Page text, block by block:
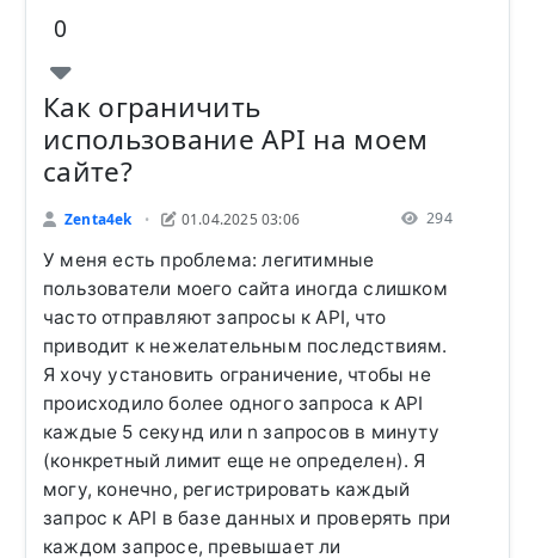
0
Как ограничить
использование API на моем
сайте?
Zenta4ek • 01.04.2025 03:06 294
У меня есть проблема: легитимные
пользователи моего сайта иногда слишком
часто отправляют запросы к API, что
приводит к нежелательным последствиям.
Я хочу установить ограничение, чтобы не
происходило более одного запроса к API
каждые 5 секунд или n запросов в минуту
(конкретный лимит еще не определен). Я
могу, конечно, регистрировать каждый
запрос к API в базе данных и проверять при
каждом запросе, превышает ли